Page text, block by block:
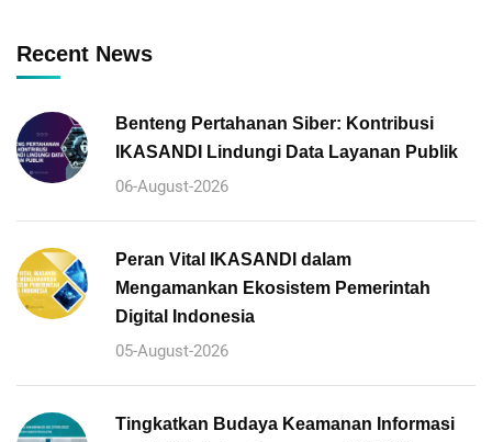
Recent News
Benteng Pertahanan Siber: Kontribusi
IKASANDI Lindungi Data Layanan Publik
06-August-2026
Peran Vital IKASANDI dalam
Mengamankan Ekosistem Pemerintah
Digital Indonesia
05-August-2026
Tingkatkan Budaya Keamanan Informasi